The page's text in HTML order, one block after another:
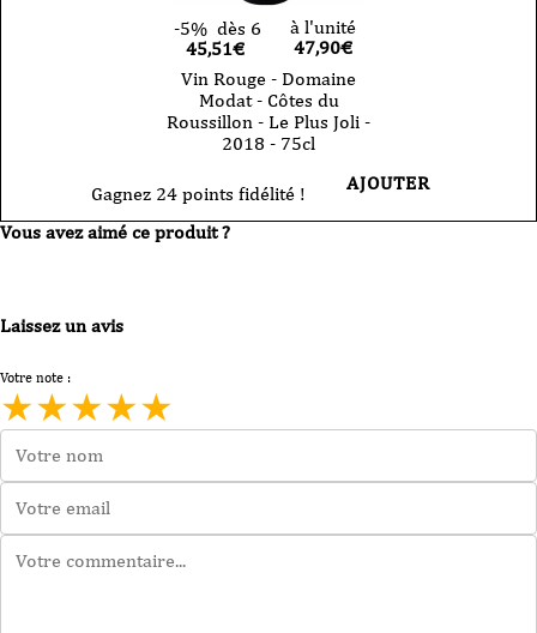
-5% dès 6
45,51€
à l'unité
47,90€
Vin Rouge - Domaine
Modat - Côtes du
Roussillon - Le Plus Joli -
2018 - 75cl
Gagnez 24 points fidélité ! AJOUTER
Vous avez aimé ce produit ?
Laissez un avis
Votre note :
★★★★★